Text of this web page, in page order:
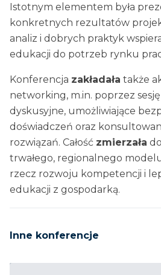
Istotnym elementem była
konkretnych rezultatów
analiz i dobrych praktyk
edukacji do potrzeb rynku
Konferencja zakładała także
networking, m.in. poprzez
dyskusyjne, umożliwiające
doświadczeń oraz
rozwiązań. Całość zmierzała
trwałego, regionalnego
rzecz rozwoju kompetencji i
edukacji z gospodarką.
Inne konferencje